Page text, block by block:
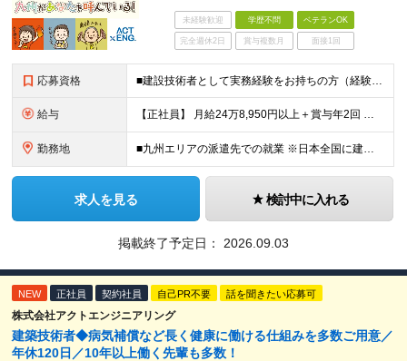
未経験歓迎 学歴不問 ベテランOK
完全週休2日 賞与複数月 面接1回
応募資格 ■建設技術者として実務経験をお持ちの方（経験年数不問） ※学歴不問 ※第二新卒歓迎 【こんな方はぜひご応募ください】 ■九州で働きたい ■大手ゼネコンのプロジェクトに関わってみたい ■福利厚生が整
給与 【正社員】 月給24万8,950円以上＋賞与年2回 ※年齢・経験・スキル等を考慮の上、当社規定により決定します。 ※残業代、通勤交通費は別途全額支給しています。 【契約社員】 月給28万2,080円
勤務地 ■九州エリアの派遣先での就業 ※日本全国に建設技術者のニーズがあります。U・Iターン希望の方も歓迎しておりますので、ご希望を気軽にお聞かせください。 ◆本社／東京都港区赤坂3-8-15 THE AK
求人を見る 検討中に入れる
掲載終了予定日： 2026.09.03
NEW 正社員 契約社員 自己PR不要 話を聞きたい応募可
株式会社アクトエンジニアリング
建築技術者◆病気補償など長く健康に働ける仕組みを多数ご用意／
年休120日／10年以上働く先輩も多数！